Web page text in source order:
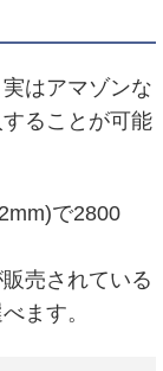
はアマゾンな
ることが可能
で2800
売されている
ます。